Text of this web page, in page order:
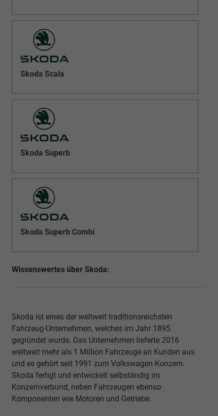
Skoda Scala
Skoda Superb
Skoda Superb Combi
Wissenswertes über Skoda:
Skoda ist eines der weltweit traditionsreichsten
Fahrzeug-Unternehmen, welches im Jahr 1895
gegründet wurde. Das Unternehmen lieferte 2016
weltweit mehr als 1 Million Fahrzeuge an Kunden aus
und es gehört seit 1991 zum Volkswagen Konzern.
Skoda fertigt und entwickelt selbständig im
Konzernverbund, neben Fahrzeugen ebenso
Komponenten wie Motoren und Getriebe.